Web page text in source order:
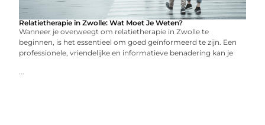
Relatietherapie in Zwolle: Wat Moet Je Weten?
Wanneer je overweegt om relatietherapie in Zwolle te
beginnen, is het essentieel om goed geïnformeerd te zijn. Een
professionele, vriendelijke en informatieve benadering kan je
...